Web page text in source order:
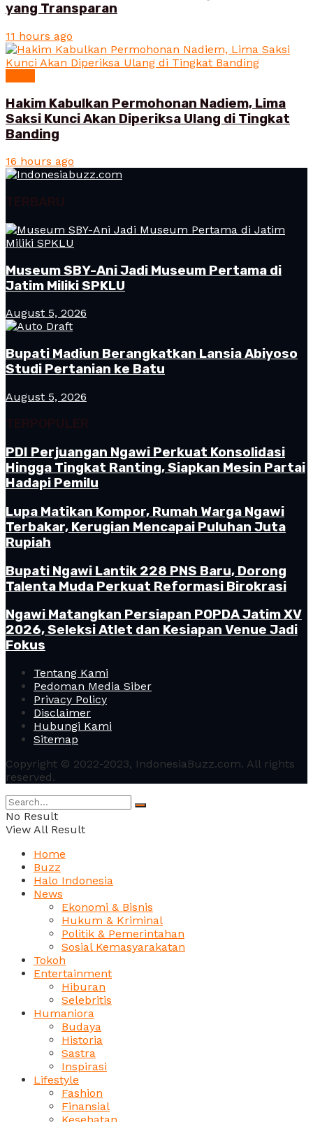
yang Transparan
11 hours ago
Hakim Kabulkan Permohonan Nadiem, Lima
Saksi Kunci Akan Diperiksa Ulang di Tingkat
Banding
16 hours ago
TERBARU
Museum SBY-Ani Jadi Museum Pertama di
Jatim Miliki SPKLU
August 5, 2026
Bupati Madiun Berangkatkan Lansia Abiyoso
Studi Pertanian ke Batu
August 5, 2026
TERPOPULER
PDI Perjuangan Ngawi Perkuat Konsolidasi
Hingga Tingkat Ranting, Siapkan Mesin Partai
Hadapi Pemilu
Lupa Matikan Kompor, Rumah Warga Ngawi
Terbakar, Kerugian Mencapai Puluhan Juta
Rupiah
Bupati Ngawi Lantik 228 PNS Baru, Dorong
Talenta Muda Perkuat Reformasi Birokrasi
Ngawi Matangkan Persiapan POPDA Jatim XV
2026, Seleksi Atlet dan Kesiapan Venue Jadi
Fokus
Tentang Kami
Pedoman Media Siber
Privacy Policy
Disclaimer
Hubungi Kami
Sitemap
Copyright © 2022-2023, IndonesiaBuzz.com. All rights
reserved.
No Result
View All Result
Home
Buzz
Halo Indonesia
News
Ekonomi & Bisnis
Hukum & Kriminal
Politik & Pemerintahan
Sosial Kemasyarakatan
Tokoh
Entertainment
Hiburan
Selebritis
Humaniora
Budaya
Historia
Sastra
Inspirasi
Lifestyle
Fashion
Finansial